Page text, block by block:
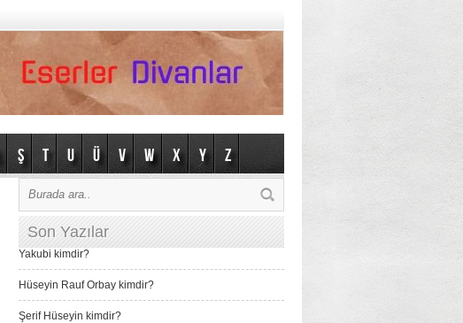
Ş T U Ü V W X Y Z
Son Yazılar
Yakubi kimdir?
Hüseyin Rauf Orbay kimdir?
Şerif Hüseyin kimdir?